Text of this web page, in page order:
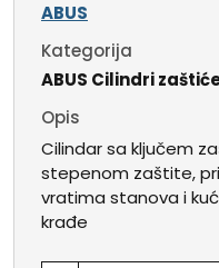
ABUS
Kategorija
ABUS Cilindri
Opis
Cilindar sa ključem
stepenom zaštite,
vratima stanova i
krađe